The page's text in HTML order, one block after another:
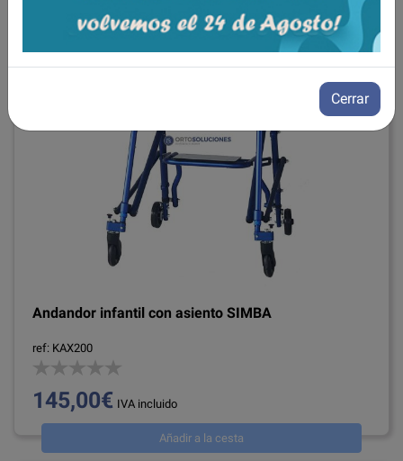
Andandor infantil con asiento SIMBA
ref: KAX200
145,00€ IVA incluido
Añadir a la cesta
Cerrar